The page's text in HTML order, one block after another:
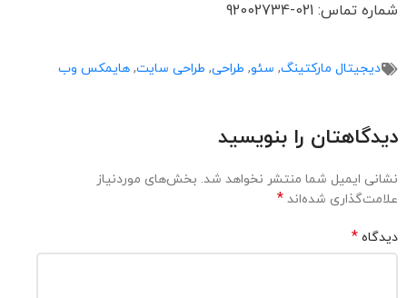
شماره تماس: 021-92002734
دیجیتال مارکتینگ, سئو, طراحی, طراحی سایت, هایمکس وب
دیدگاهتان را بنویسید
نشانی ایمیل شما منتشر نخواهد شد. بخش‌های موردنیاز
علامت‌گذاری شده‌اند *
دیدگاه *